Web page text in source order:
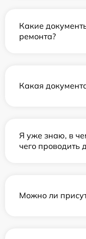
Какие
ремонта?
Какая
Я уже знаю, в
чего проводить
Можно ли